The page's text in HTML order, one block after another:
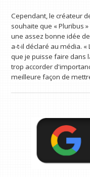
Cependant, le créateur
souhaite que « Pluribus
une assez bonne idée
a-t-il déclaré au média.
que je puisse faire dans
trop accorder
meilleure façon de